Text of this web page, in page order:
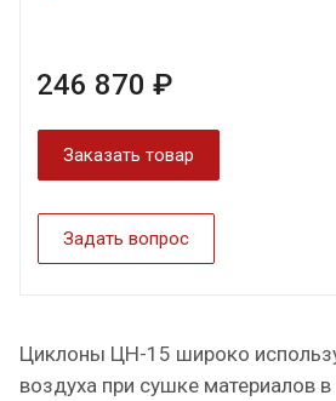
246 870 ₽
Заказать товар
Задать вопрос
Циклоны ЦН-15 широко
воздуха при сушке материалов в